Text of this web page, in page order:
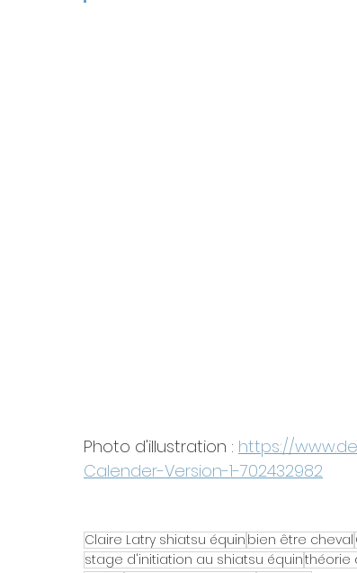
Photo d'illustration : https://
Calender-Version-1-702432982
Claire Latry shiatsu équin bien être cheval
stage d'initiation au shiatsu équinthéorie